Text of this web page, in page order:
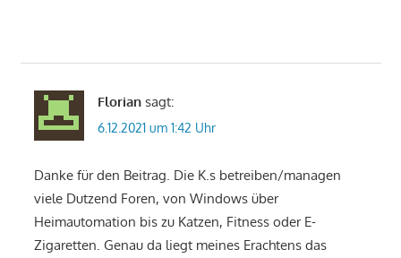
Florian sagt:
6.12.2021 um 1:42 Uhr
Danke für den Beitrag. Die K.s betreiben/managen
viele Dutzend Foren, von Windows über
Heimautomation bis zu Katzen, Fitness oder E-
Zigaretten. Genau da liegt meines Erachtens das